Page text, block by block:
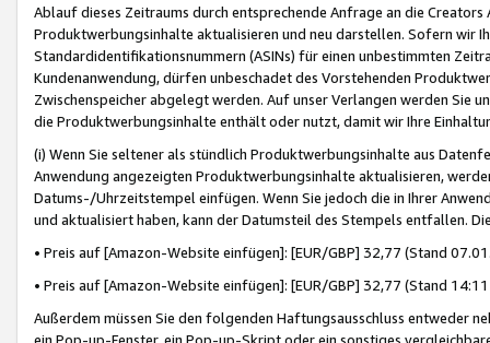
Ablauf dieses Zeitraums durch entsprechende Anfrage an die
Produktwerbungsinhalte aktualisieren und neu darstellen. Sofern wir
Standardidentifikationsnummern (ASINs) für einen unbestimmten
Kundenanwendung, dürfen unbeschadet des Vorstehenden
Zwischenspeicher abgelegt werden. Auf unser Verlangen werden Sie
die Produktwerbungsinhalte enthält oder nutzt, damit wir Ihre
(i) Wenn Sie seltener als stündlich Produktwerbungsinhalte aus
Anwendung angezeigten Produktwerbungsinhalte aktualisieren,
Datums-/Uhrzeitstempel einfügen. Wenn Sie jedoch die in Ihrer
und aktualisiert haben, kann der Datumsteil des Stempels entfallen.
• Preis auf [Amazon-Website einfügen]: [EUR/GBP] 32,77 (Stand
• Preis auf [Amazon-Website einfügen]: [EUR/GBP] 32,77 (Stand
Außerdem müssen Sie den folgenden Haftungsausschluss entweder
ein Pop-up-Fenster, ein Pop-up-Skript oder ein sonstiges